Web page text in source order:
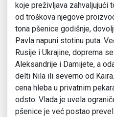
koje preživljava zahvaljujući
od troškova njegove
tona pšenice godišnje,
Pavla napuni stotinu puta.
Rusije i Ukrajine, doprema
Aleksandrije i Damijete, a
delti Nila ili severno od
cena hleba u privatnim
odsto. Vlada je uvela
pšenice je već postao